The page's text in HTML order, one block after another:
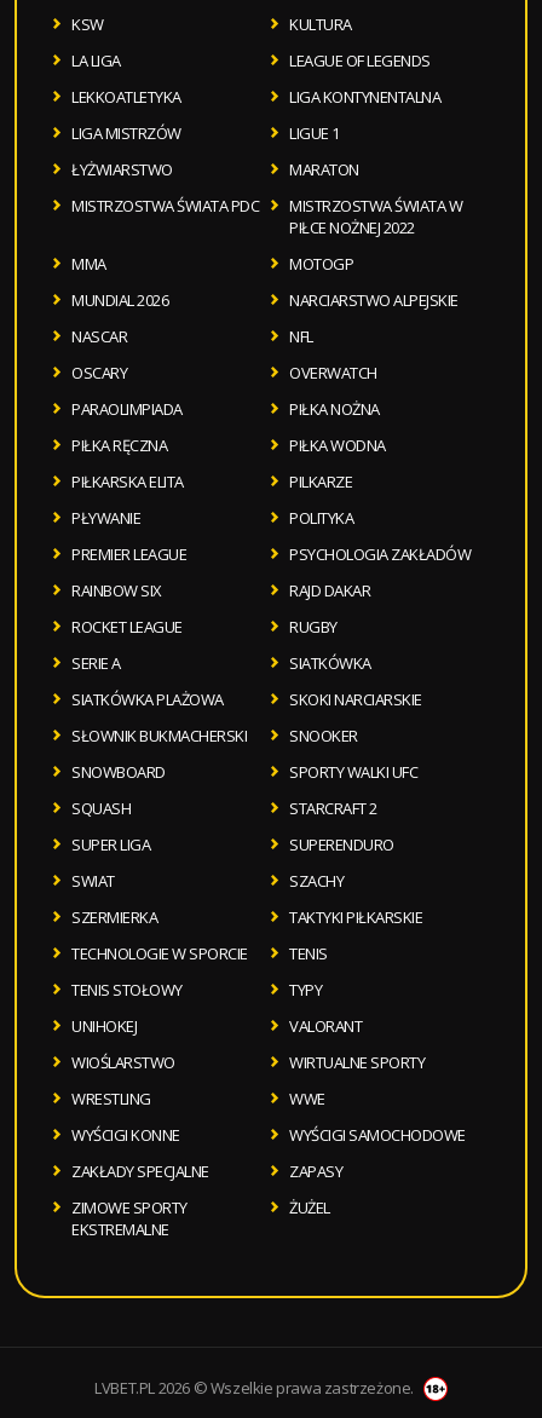
KSW
KULTURA
LA LIGA
LEAGUE OF LEGENDS
LEKKOATLETYKA
LIGA KONTYNENTALNA
LIGA MISTRZÓW
LIGUE 1
ŁYŻWIARSTWO
MARATON
MISTRZOSTWA ŚWIATA PDC
MISTRZOSTWA ŚWIATA W
PIŁCE NOŻNEJ 2022
MMA
MOTOGP
MUNDIAL 2026
NARCIARSTWO ALPEJSKIE
NASCAR
NFL
OSCARY
OVERWATCH
PARAOLIMPIADA
PIŁKA NOŻNA
PIŁKA RĘCZNA
PIŁKA WODNA
PIŁKARSKA ELITA
PILKARZE
PŁYWANIE
POLITYKA
PREMIER LEAGUE
PSYCHOLOGIA ZAKŁADÓW
RAINBOW SIX
RAJD DAKAR
ROCKET LEAGUE
RUGBY
SERIE A
SIATKÓWKA
SIATKÓWKA PLAŻOWA
SKOKI NARCIARSKIE
SŁOWNIK BUKMACHERSKI
SNOOKER
SNOWBOARD
SPORTY WALKI UFC
SQUASH
STARCRAFT 2
SUPER LIGA
SUPERENDURO
SWIAT
SZACHY
SZERMIERKA
TAKTYKI PIŁKARSKIE
TECHNOLOGIE W SPORCIE
TENIS
TENIS STOŁOWY
TYPY
UNIHOKEJ
VALORANT
WIOŚLARSTWO
WIRTUALNE SPORTY
WRESTLING
WWE
WYŚCIGI KONNE
WYŚCIGI SAMOCHODOWE
ZAKŁADY SPECJALNE
ZAPASY
ZIMOWE SPORTY
EKSTREMALNE
ŻUŻEL
LVBET.PL 2026 © Wszelkie prawa zastrzeżone.